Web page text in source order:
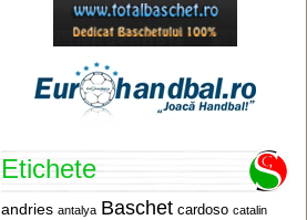
Etichete
andries antalya Baschet cardoso catalin